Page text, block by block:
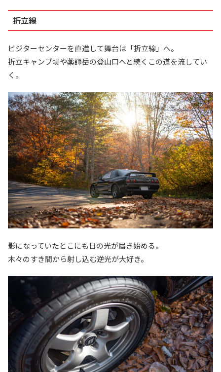
折立線
ビジターセンターを直進して舞台は「折立線」へ。
折立キャンプ場や薬師岳の登山口へと続くこの道を流してい
く。
影になっていたとこにも日の光が届き始める。
木々のすき間から射し込む逆光が大好き。